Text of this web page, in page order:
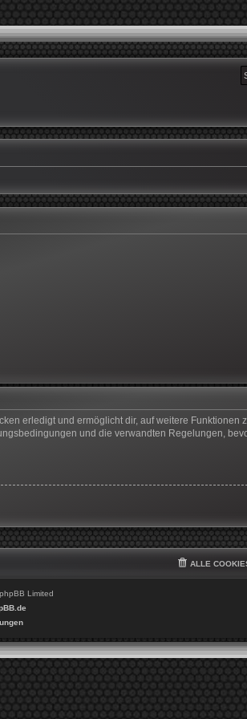
erledigt und ermöglicht dir, auf weitere Funktionen
und die verwandten Regelungen,
ALLE
Limited